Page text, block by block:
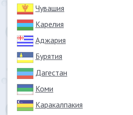
Чувашия
Карелия
Аджария
Бурятия
Дагестан
Коми
Каракалпакия